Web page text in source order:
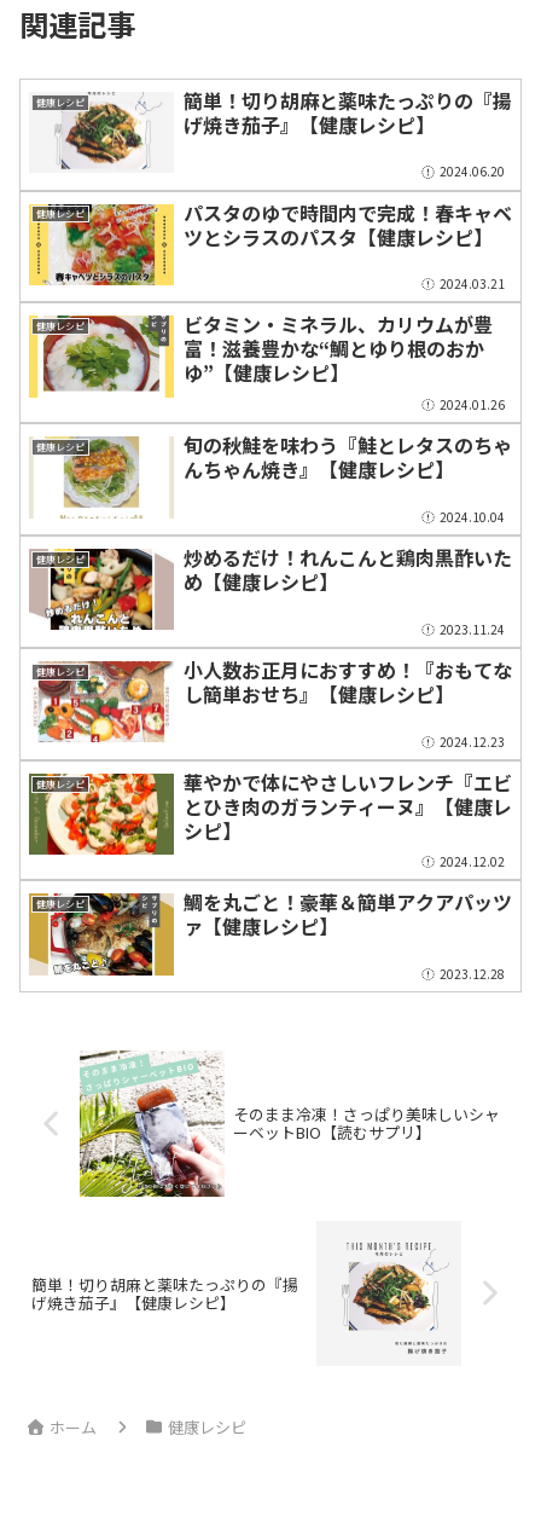
関連記事
健康レシピ
簡単！切り胡麻と薬味たっぷりの『揚
げ焼き茄子』【健康レシピ】
2024.06.20
健康レシピ
パスタのゆで時間内で完成！春キャベ
ツとシラスのパスタ【健康レシピ】
2024.03.21
健康レシピ
ビタミン・ミネラル、カリウムが豊
富！滋養豊かな“鯛とゆり根のおか
ゆ”【健康レシピ】
2024.01.26
健康レシピ
旬の秋鮭を味わう『鮭とレタスのちゃ
んちゃん焼き』【健康レシピ】
2024.10.04
健康レシピ
炒めるだけ！れんこんと鶏肉黒酢いた
め【健康レシピ】
2023.11.24
健康レシピ
小人数お正月におすすめ！『おもてな
し簡単おせち』【健康レシピ】
2024.12.23
健康レシピ
華やかで体にやさしいフレンチ『エビ
とひき肉のガランティーヌ』【健康レ
シピ】
2024.12.02
健康レシピ
鯛を丸ごと！豪華＆簡単アクアパッツ
ァ【健康レシピ】
2023.12.28
そのまま冷凍！さっぱり美味しいシャ
ーベットBIO【読むサプリ】
簡単！切り胡麻と薬味たっぷりの『揚
げ焼き茄子』【健康レシピ】
ホーム 健康レシピ